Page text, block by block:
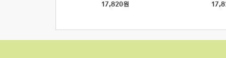
17,820원